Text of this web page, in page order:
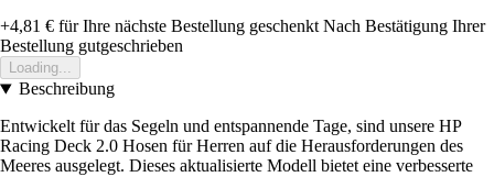
+4,81 € für Ihre nächste Bestellung geschenkt Nach Bestätigung Ihrer
Bestellung gutgeschrieben
Loading...
Beschreibung
Entwickelt für das Segeln und entspannende Tage, sind unsere HP
Racing Deck 2.0 Hosen für Herren auf die Herausforderungen des
Meeres ausgelegt. Dieses aktualisierte Modell bietet eine verbesserte